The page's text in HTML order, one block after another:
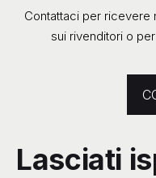
Contattaci per ricevere
sui rivenditori o
Lasciati